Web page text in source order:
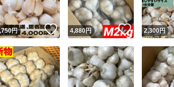
！
円 いいね！
4,880円 いいね！
2,300円